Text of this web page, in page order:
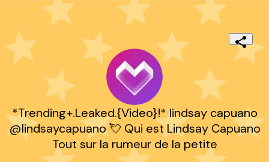
*Trending+.Leaked.{Video}!* lindsay capuano
@lindsaycapuano 💘 Qui est Lindsay Capuano
Tout sur la rumeur de la petite